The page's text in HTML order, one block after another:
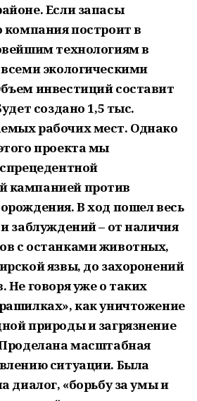
Если запасы
компания построит в
технологиям в
экологическими
инвестиций составит
создано 1,5 тыс.
рабочих мест. Однако
проекта мы
кампанией против
В ход пошел весь
заблуждений – от наличия
с останками животных,
язвы, до захоронений
Не говоря уже о таких
как уничтожение
природы и загрязнение
масштабная
ситуации. Была
диалог, «борьбу за умы и